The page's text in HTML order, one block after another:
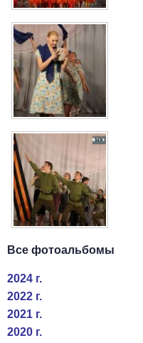
Все фотоальбомы
2024 г.
2022 г.
2021 г.
2020 г.